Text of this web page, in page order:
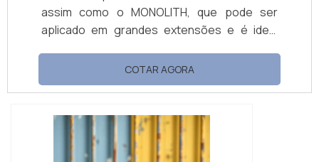
assim como o MONOLITH, que pode ser
aplicado em grandes extensões e é ideal
principais características está o baixo odor,
o cheiro do MONOLITH 900 é quase
em ambientes internos, sem a interrupção
do processo produtivo.Cores disponíveis
para o serviço Vermelha; Branca;...
COTAR AGORA